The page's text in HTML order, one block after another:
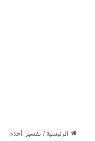
الرئيسية / تفسير أحلام